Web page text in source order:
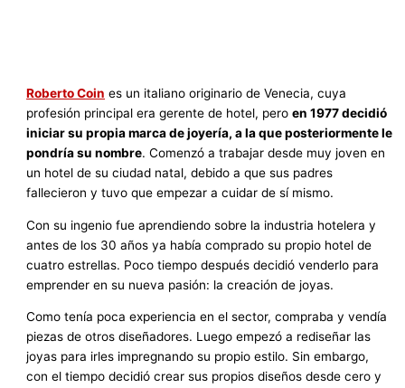
Roberto Coin es un italiano originario de Venecia, cuya
profesión principal era gerente de hotel, peroen 1977 decidió
iniciar su propia marca de joyería, a la que posteriormente le
pondría su nombre. Comenzó a trabajar desde muy joven en
un hotel de su ciudad natal, debido a que sus padres
fallecieron y tuvo que empezar a cuidar de sí mismo.
Con su ingenio fue aprendiendo sobre la industria hotelera y
antes de los 30 años ya había comprado su propio hotel de
cuatro estrellas. Poco tiempo después decidió venderlo para
emprender en su nueva pasión: la creación de joyas.
Como tenía poca experiencia en el sector, compraba y vendía
piezas de otros diseñadores. Luego empezó a rediseñar las
joyas para irles impregnando su propio estilo. Sin embargo,
con el tiempo decidió crear sus propios diseños desde cero y